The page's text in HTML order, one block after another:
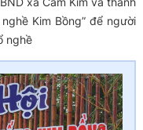
Kim Bồng” để người
nghề